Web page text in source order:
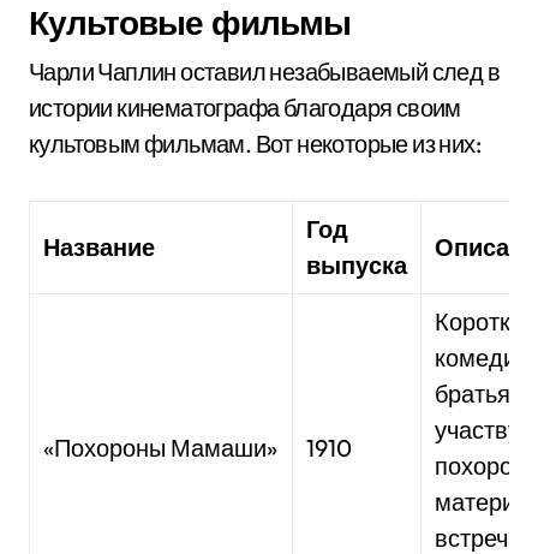
Культовые фильмы
Чарли Чаплин оставил незабываемый след в
истории кинематографа благодаря своим
культовым фильмам. Вот некоторые из них:
Название
Год
выпуска
«Похороны Мамаши» 1910
комедия
братьях,
матери